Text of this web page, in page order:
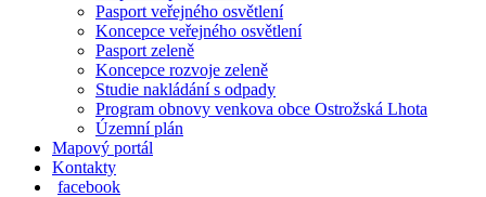
Pasport veřejného osvětlení
Koncepce veřejného osvětlení
Pasport zeleně
Koncepce rozvoje zeleně
Studie nakládání s odpady
Program obnovy venkova obce Ostrožská Lhota
Územní plán
Mapový portál
Kontakty
facebook